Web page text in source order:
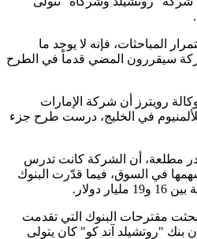
.
المباحثات، فإنه لا يوجد ما
سيقررون المضي قدماً في الطرح
كشفت وكالة رويترز أن شركة الإمارات
للألمنيوم في الخليج، درست طرح جزء
مطلعة، أن الشركة كانت تدرس
و20% من أسهمها في السوق، فيما قدّرت البنوك
دولار
.
مقترحات البنوك التي تقدمت
بنك "روتشيلد آند كو" كان يتولى